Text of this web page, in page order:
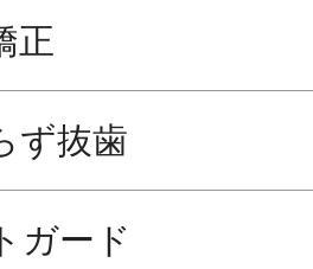
正
ず抜歯
ガード